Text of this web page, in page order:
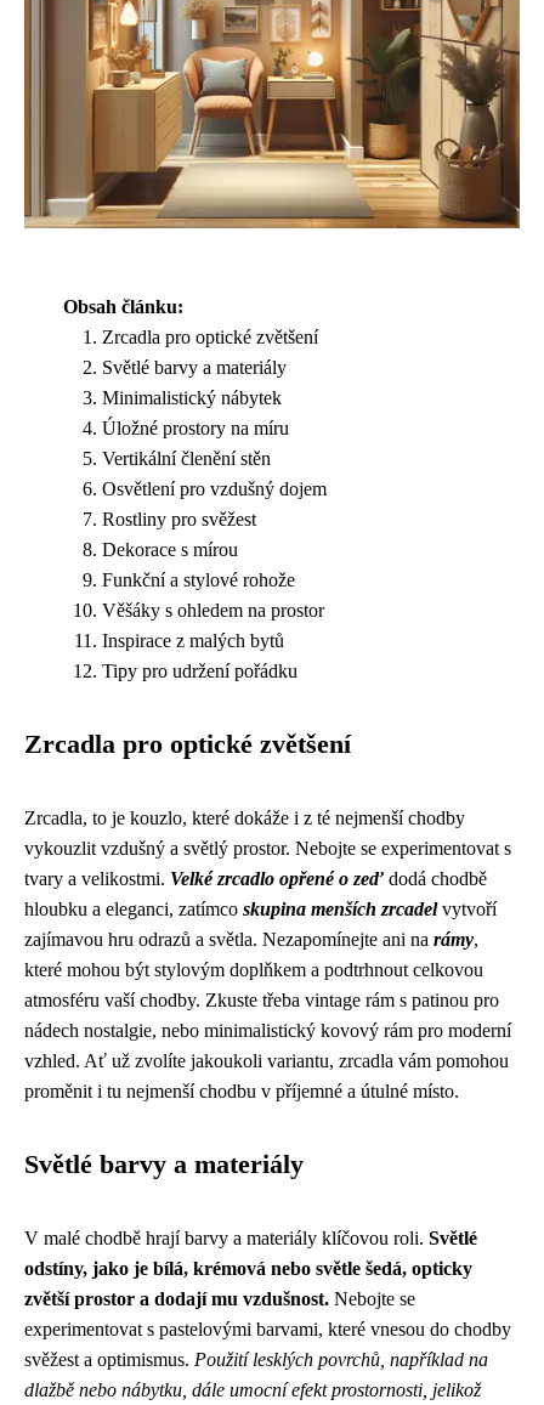
Obsah článku:
Zrcadla pro optické zvětšení
Světlé barvy a materiály
Minimalistický nábytek
Úložné prostory na míru
Vertikální členění stěn
Osvětlení pro vzdušný dojem
Rostliny pro svěžest
Dekorace s mírou
Funkční a stylové rohože
Věšáky s ohledem na prostor
Inspirace z malých bytů
Tipy pro udržení pořádku
Zrcadla pro optické zvětšení
Zrcadla, to je kouzlo, které dokáže i z té nejmenší chodby
vykouzlit vzdušný a světlý prostor. Nebojte se experimentovat s
tvary a velikostmi. Velké zrcadlo opřené o zeď dodá chodbě
hloubku a eleganci, zatímco skupina menších zrcadelvytvoří
zajímavou hru odrazů a světla. Nezapomínejte ani na rámy,
které mohou být stylovým doplňkem a podtrhnout celkovou
atmosféru vaší chodby. Zkuste třeba vintage rám s patinou pro
nádech nostalgie, nebo minimalistický kovový rám pro moderní
vzhled. Ať už zvolíte jakoukoli variantu, zrcadla vám pomohou
proměnit i tu nejmenší chodbu v příjemné a útulné místo.
Světlé barvy a materiály
V malé chodbě hrají barvy a materiály klíčovou roli. Světlé
odstíny, jako je bílá, krémová nebo světle šedá, opticky
zvětší prostor a dodají mu vzdušnost. Nebojte se
experimentovat s pastelovými barvami, které vnesou do chodby
svěžest a optimismus. Použití lesklých povrchů, například na
dlažbě nebo nábytku, dále umocní efekt prostornosti, jelikož